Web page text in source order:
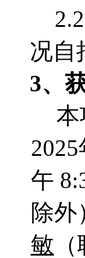
况自
3、
本
2025
午
除
敏